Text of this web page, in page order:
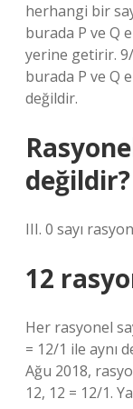
herhangi bir
burada P ve Q
yerine getirir.
burada P ve Q
değildir.
değildir?
III. 0 sayı
12
Her rasyonel
= 12/1 ile aynı
Ağu 2018,
12, 12 = 12/1.